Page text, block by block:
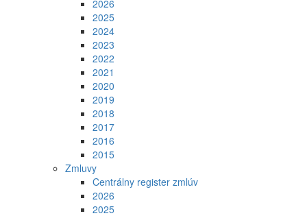
2026
2025
2024
2023
2022
2021
2020
2019
2018
2017
2016
2015
Zmluvy
Centrálny register zmlúv
2026
2025